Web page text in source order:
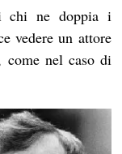
chi ne doppia i
vedere un attore
come nel caso di